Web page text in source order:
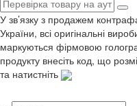
У зв’язку з продажем
України, всі оригінальні
маркуються фірмовою
продукту внесіть код, що
та натистніть